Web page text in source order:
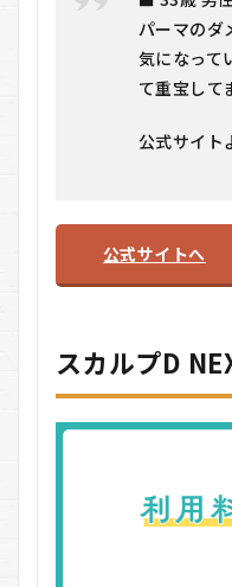
パーマのダ
気になって
て重宝して
公式サイト
公式サイトへ
スカルプD